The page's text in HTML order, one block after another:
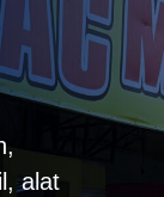
alat